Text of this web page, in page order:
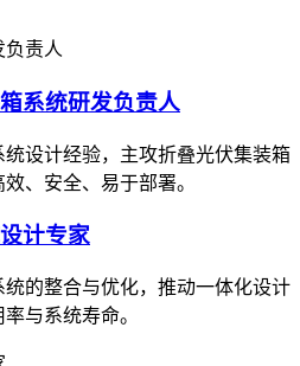
系统研发负责人
设计经验，主攻折叠光伏集装箱
、安全、易于部署。
计专家
的整合与优化，推动一体化设计
与系统寿命。